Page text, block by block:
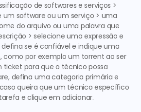
de softwares e serviços >
um software ou um serviço > uma
do arquivo ou uma palavra que
> selecione uma expressão e
se é confiável e indique uma
como por exemplo um torrent ao ser
ticket para que o técnico possa
defina uma categoria primária e
queira que um técnico específico
e clique em adicionar.